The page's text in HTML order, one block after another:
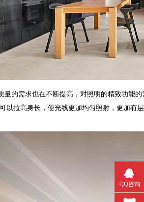
需求也在不断提高，对照明的精致功能的
以拉高身长，使光线更加均匀照射，更加
QQ咨询